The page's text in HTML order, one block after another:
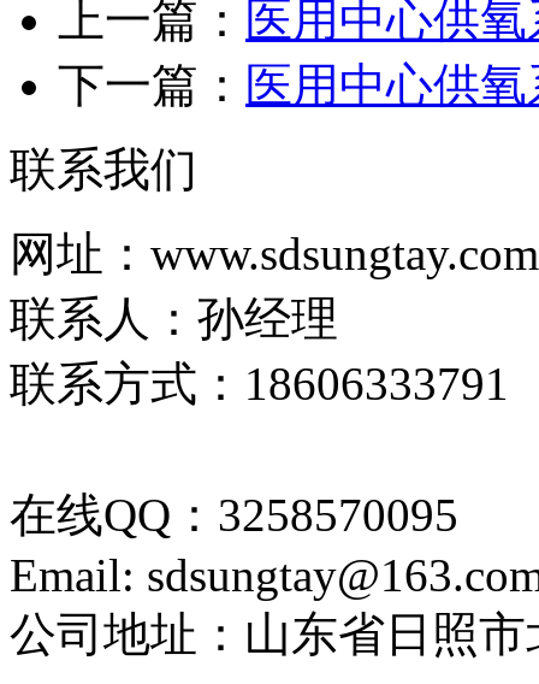
上一篇： 医用中心供
下一篇： 医用中心供
联系我们
网址：www.sdsungtay.com
联系人：孙经理
联系方式：18606333791
在线QQ：3258570095
Email:
公司地址：山东省日照市